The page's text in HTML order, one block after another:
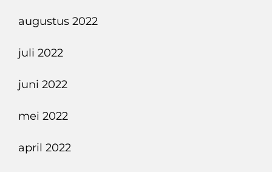
augustus 2022
juli 2022
juni 2022
mei 2022
april 2022